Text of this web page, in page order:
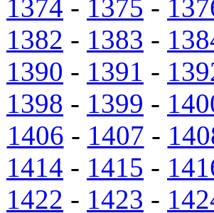
1374 - 1375 -
1382 - 1383 -
1390 - 1391 -
1398 - 1399 -
1406 - 1407 -
1414 - 1415 -
1422 - 1423 -